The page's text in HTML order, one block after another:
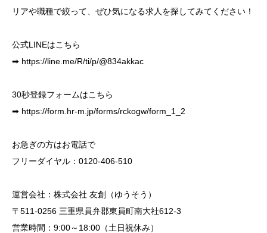
リアや職種で絞って、ぜひ気になる求人を探してみてください！
公式LINEはこちら
➡ https://line.me/R/ti/p/@834akkac
30秒登録フォームはこちら
➡ https://form.hr-m.jp/forms/rckogw/form_1_2
お急ぎの方はお電話で
フリーダイヤル：0120-406-510
運営会社：株式会社 友創（ゆうそう）
〒511-0256 三重県員弁郡東員町南大社612-3
営業時間：9:00～18:00（土日祝休み）